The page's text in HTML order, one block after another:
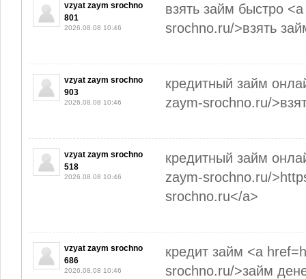
vzyat zaym srochno
801
2026.08.08 10:46
взять займ быстро
srochno.ru/>взять
vzyat zaym srochno
903
2026.08.08 10:46
кредитный займ
zaym-srochno.ru/
vzyat zaym srochno
518
2026.08.08 10:46
кредитный займ
zaym-srochno.ru/
srochno.ru</a>
vzyat zaym srochno
686
2026.08.08 10:46
кредит займ <a
srochno.ru/>займ